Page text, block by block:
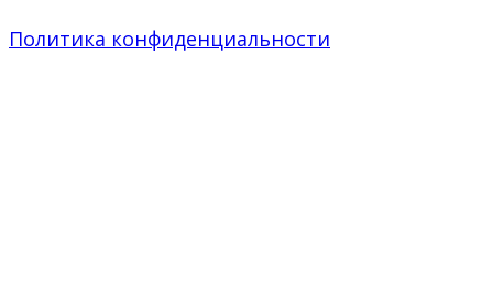
Политика конфиденциальности